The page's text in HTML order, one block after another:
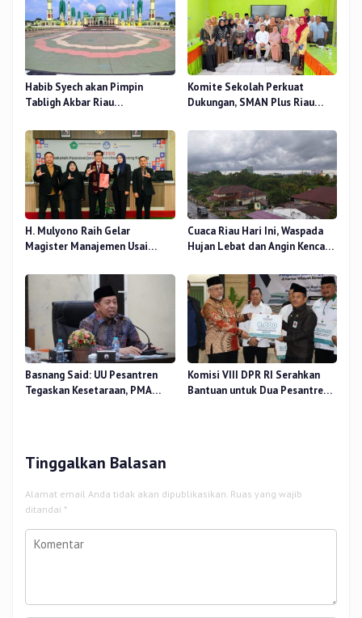
Habib Syech akan Pimpin
Tabligh Akbar Riau
Nur, Besok
Komite Sekolah Perkuat
Dukungan, SMAN Plus Riau
Pendidikan
H. Mulyono Raih Gelar
Magister Manajemen Usai
Terhadap Beban Kerja
Cuaca Riau Hari Ini, Waspada
Hujan Lebat dan Angin Kencang
Basnang Said: UU Pesantren
Tegaskan Kesetaraan, PMA
Komisi VIII DPR RI Serahkan
Bantuan untuk Dua Pesantren
Tinggalkan Balasan
Alamat email Anda tidak akan dipublikasikan. Ruas yang wajib
ditandai *